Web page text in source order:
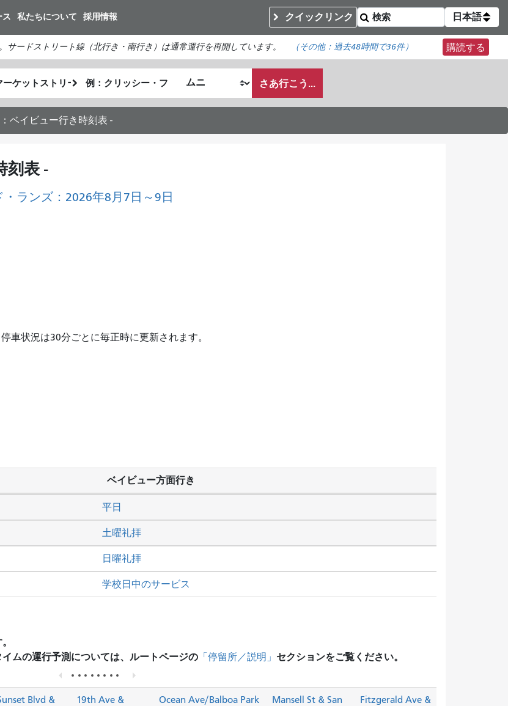
イ
ン
コ
ン
テ
ン
ツ
に
ス 私たちについて 採用情報 クイックリンク 日本語
ードストリート線（北行き・南行き）は通常運行を再開しています。 （その他： 過去48時間で36件） 購読する
終
了
地
点
が
の
旅
さあ行こう...
ベイビュー行き時刻表 -
刻表 -
・ランズ：2026年8月7日～9日
停車状況は30分ごとに毎正時に更新されます。
ベイビュー方面行き
土曜礼拝
日曜礼拝
平日
学校日中のサービス
ムの運行予測については、ルートページの 「停留所／説明」 セクションをご覧ください。
Blvd &
19th Ave &
Ocean Ave/Balboa Park
Mansell St & San
Fitzgerald Ave &